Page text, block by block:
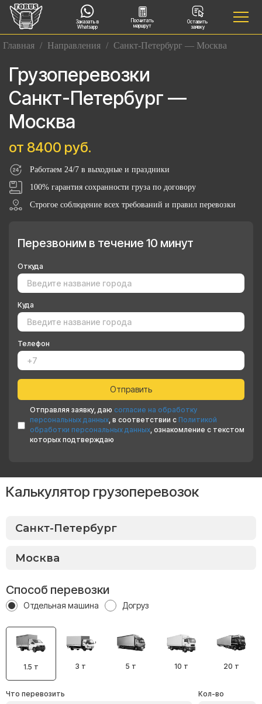
Заказать в
Whatsapp
Посчитать
маршрут
Оставить
заявку
Главная / Направления / Санкт-Петербург — Москва
Грузоперевозки
Санкт-Петербург —
Москва
от 8400 руб.
Работаем 24/7 в выходные и праздники
100% гарантия сохранности груза по договору
Строгое соблюдение всех требований и правил перевозки
Перезвоним в течение 10 минут
Откуда
Куда
Телефон
Отправляя заявку, даю согласие на обработку
персональных данных, в соответствии с Политикой
обработки персональных данных, ознакомление с текстом
которых подтверждаю
Калькулятор грузоперевозок
Способ перевозки
Отдельная машина Догруз
1.5 т 3 т 5 т 10 т 20 т
Что перевозить Кол-во